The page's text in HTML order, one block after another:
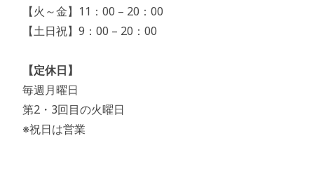
【火～金】11：00 – 20：00
【土日祝】9：00 – 20：00
【定休日】
毎週月曜日
第2・3回目の火曜日
※祝日は営業